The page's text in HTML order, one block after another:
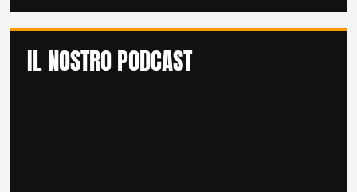
IL NOSTRO PODCAST